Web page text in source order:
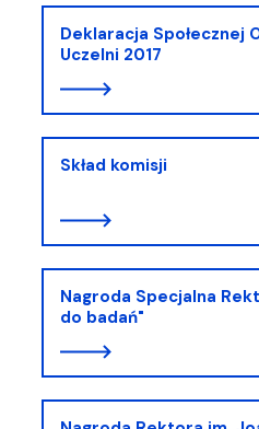
Deklaracja Społecznej
Uczelni 2017
Skład komisji
Nagroda Specjalna
do badań"